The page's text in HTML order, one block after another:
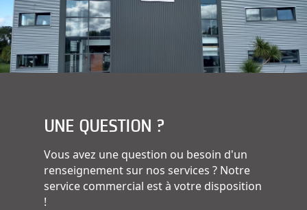
UNE QUESTION ?
Vous avez une question ou besoin d'un
renseignement sur nos services ? Notre
service commercial est à votre disposition
!